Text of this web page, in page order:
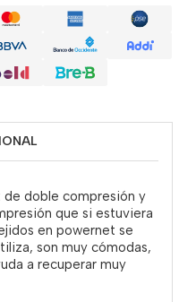
de doble compresión y
que si estuviera
en powernet se
son muy cómodas,
a recuperar muy